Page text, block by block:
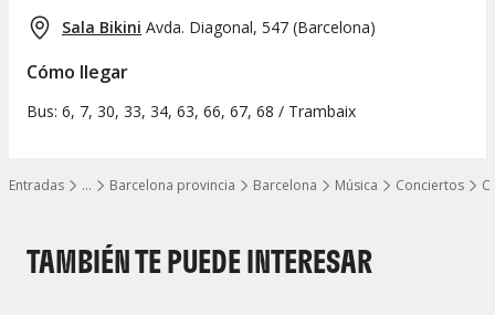
…
Mostrar todos los niveles
Entradas Barcelona provincia Barcelona Música Conciertos
Sala Bikini Avda. Diagonal, 547 (Barcelona)
Cómo llegar
Bus: 6, 7, 30, 33, 34, 63, 66, 67, 68 / Trambaix
TAMBIÉN TE PUEDE INTERESAR